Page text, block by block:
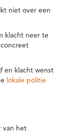
niet over een
klacht neer te
en klacht wenst
lokale politie
van het